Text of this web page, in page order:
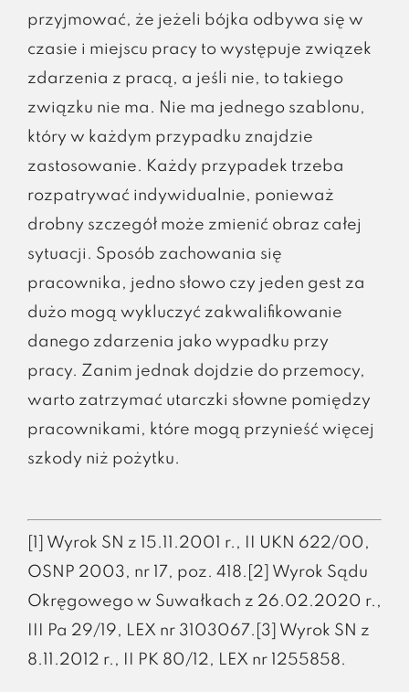
przyjmować, że jeżeli bójka odbywa się w
czasie i miejscu pracy to występuje związek
zdarzenia z pracą, a jeśli nie, to takiego
związku nie ma. Nie ma jednego szablonu,
który w każdym przypadku znajdzie
zastosowanie. Każdy przypadek trzeba
rozpatrywać indywidualnie, ponieważ
drobny szczegół może zmienić obraz całej
sytuacji. Sposób zachowania się
pracownika, jedno słowo czy jeden gest za
dużo mogą wykluczyć zakwalifikowanie
danego zdarzenia jako wypadku przy
pracy. Zanim jednak dojdzie do przemocy,
warto zatrzymać utarczki słowne pomiędzy
pracownikami, które mogą przynieść więcej
szkody niż pożytku.
[1] Wyrok SN z 15.11.2001 r., II UKN 622/00,
OSNP 2003, nr 17, poz. 418.[2] Wyrok Sądu
Okręgowego w Suwałkach z 26.02.2020 r.,
III Pa 29/19, LEX nr 3103067.[3] Wyrok SN z
8.11.2012 r., II PK 80/12, LEX nr 1255858.